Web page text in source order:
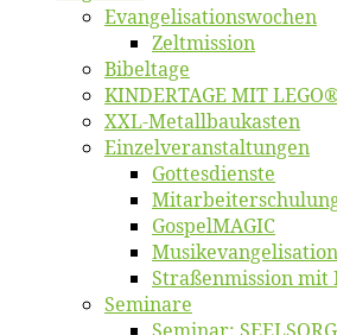
Evangelisa­tions­wo­chen
Zelt­mis­si­on
Bi­bel­ta­ge
KINDERTAGE MIT
XXL-Me­­tal­l­­bau­­kas­­ten
Einzelver­an­stal­tungen
Got­tes­diens­te
Gos­pel­MA­GIC
Musikevan­ge­li­sa­tion
Straßenmis­sion mit
Se­mi­na­re